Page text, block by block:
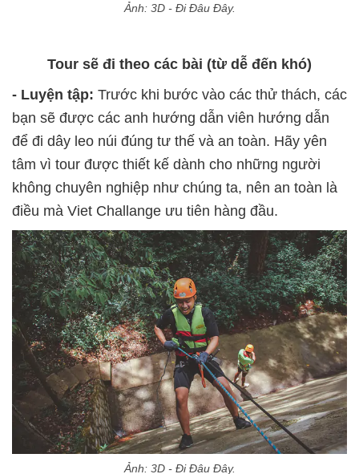
Ảnh: 3D - Đi Đâu Đây.
Tour sẽ đi theo các bài (từ dễ đến khó)
- Luyện tập: Trước khi bước vào các thử thách, các
bạn sẽ được các anh hướng dẫn viên hướng dẫn
để đi dây leo núi đúng tư thế và an toàn. Hãy yên
tâm vì tour được thiết kế dành cho những người
không chuyên nghiệp như chúng ta, nên an toàn là
điều mà Viet Challange ưu tiên hàng đầu.
Ảnh: 3D - Đi Đâu Đây.